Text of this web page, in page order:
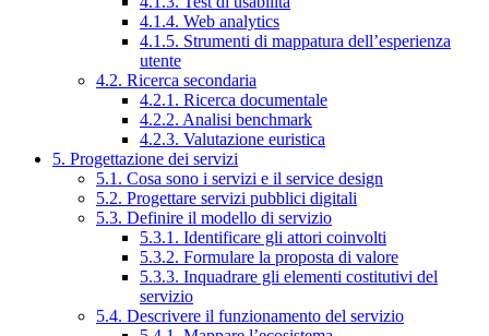
4.1.4. Web analytics
4.1.5. Strumenti di mappatura dell’esperienza
utente
4.2. Ricerca secondaria
4.2.1. Ricerca documentale
4.2.2. Analisi benchmark
4.2.3. Valutazione euristica
5. Progettazione dei servizi
5.1. Cosa sono i servizi e il service design
5.2. Progettare servizi pubblici digitali
5.3. Definire il modello di servizio
5.3.1. Identificare gli attori coinvolti
5.3.2. Formulare la proposta di valore
5.3.3. Inquadrare gli elementi costitutivi del
servizio
5.4. Descrivere il funzionamento del servizio